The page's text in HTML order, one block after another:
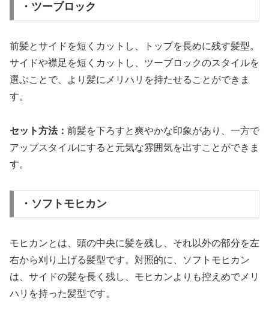
・ツーブロック
前髪とサイドを短くカットし、トップを長めに残す髪型。
サイドや襟足を短くカットし、ツーブロックのスタイルを
選ぶことで、より髪にメリハリを持たせることができま
す。
セット方法： 前髪を下ろすと爽やかな印象があり、一方で
アップスタイルにすると元気な雰囲気を出すことができま
す。
・ソフトモヒカン
モヒカンとは、頭の中央に髪を残し、それ以外の部分を左
右から刈り上げる髪型です。対照的に、ソフトモヒカン
は、サイドの髪を長く残し、モヒカンよりも控えめでメリ
ハリを持った髪型です。